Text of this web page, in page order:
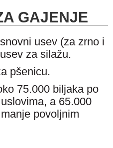
GAJENJE
usev (za zrno i
za silažu.
pšenicu.
75.000 biljaka po
a 65.000
povoljnim